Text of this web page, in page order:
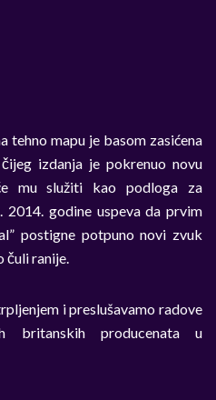
tehno mapu je basom zasićena
izdanja je pokrenuo novu
mu služiti kao podloga za
2014. godine uspeva da prvim
postigne potpuno novi zvuk
čuli ranije.
i preslušavamo radove
britanskih producenata u